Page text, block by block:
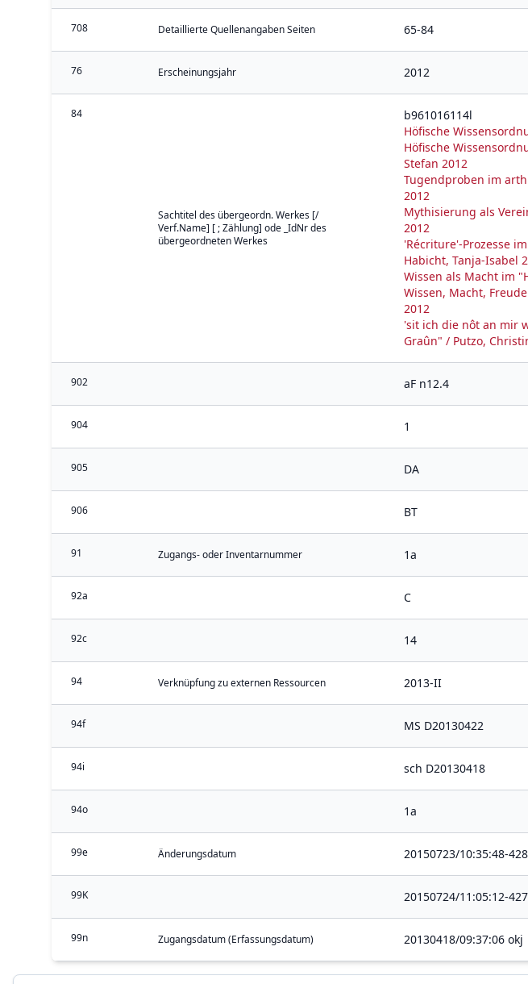
708 Detaillierte Quellenangaben Seiten 65-84
76 Erscheinungsjahr 2012
84
Sachtitel des übergeordn. Werkes [/
Verf.Name] [ ; Zählung] ode _IdNr des
übergeordneten Werkes
b961016114l
Höfische
Höfische
Stefan 2012
Tugendproben im
2012
Mythisierung als
2012
'Récriture'-Prozesse
Habicht, Tanja-Isabel
Wissen als Macht im
Wissen, Macht,
2012
'sit ich die nôt an mir
Graûn" / Putzo,
902 aF n12.4
904 1
905 DA
906 BT
91 Zugangs- oder Inventarnummer 1a
92a C
92c 14
94 Verknüpfung zu externen Ressourcen 2013-II
94f MS D20130422
94i sch D20130418
94o 1a
99e Änderungsdatum 20150723/10:35:48-
99K 20150724/11:05:12-
99n Zugangsdatum (Erfassungsdatum) 20130418/09:37:06 okj